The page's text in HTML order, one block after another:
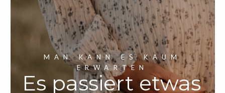
FOTOGRAFIE
KONTAKT
MAN KANN ES KAUM
ERWARTEN
Es passiert etwas